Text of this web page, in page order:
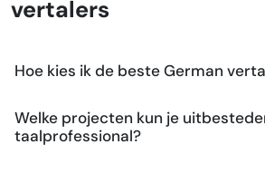
vertalers
Hoe kies ik de beste German
Welke projecten kun je
taalprofessional?